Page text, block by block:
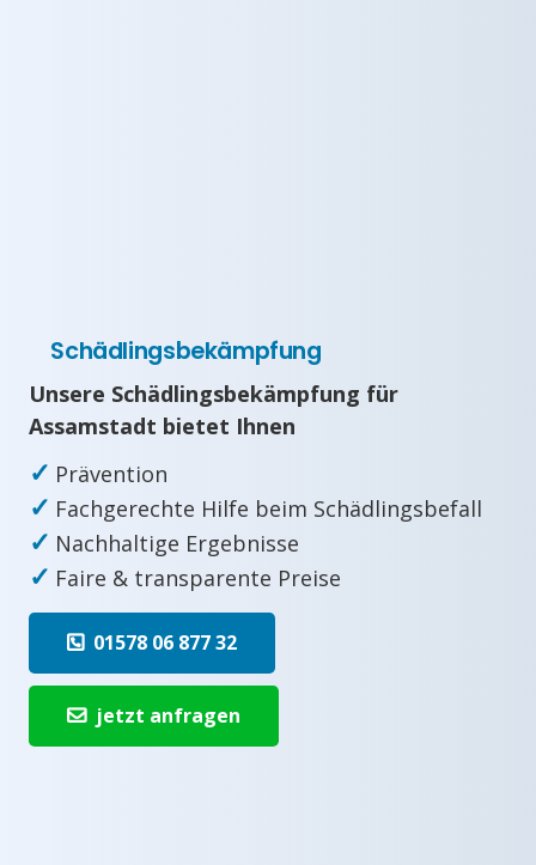
Schädlingsbekämpfung
Unsere Schädlingsbekämpfung für
Assamstadt bietet Ihnen
✓ Prävention
✓ Fachgerechte Hilfe beim Schädlingsbefall
✓ Nachhaltige Ergebnisse
✓ Faire & transparente Preise
01578 06 877 32
jetzt anfragen